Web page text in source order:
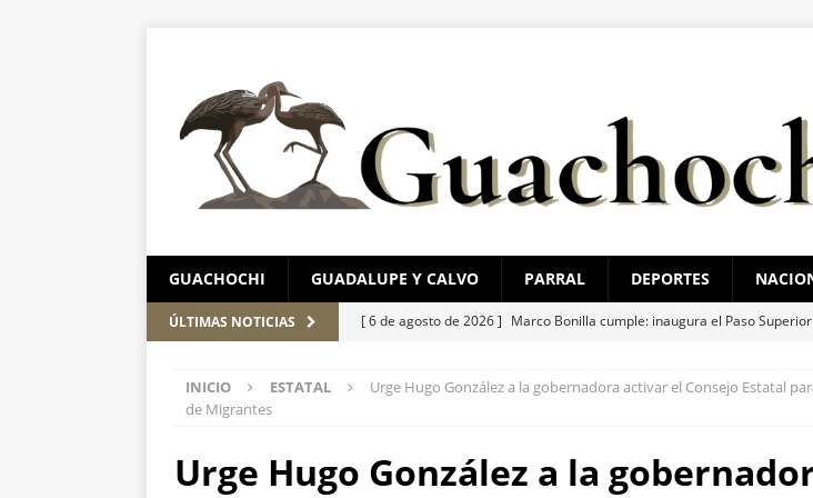
GUACHOCHI GUADALUPE Y CALVO PARRAL DEPORTES
ÚLTIMAS NOTICIAS [ 6 de agosto de 2026 ] Marco Bonilla cumple: inaugura el Paso
[ 5 de agosto de 2026 ] Guadalupe y Calvo opera con 21 policías
[ 5 de agosto de 2026 ] Encuentran cuerpo encobijado, maniatado y con
INICIO ESTATAL
Urge Hugo González a la gobernadora activar el Consejo Estatal
de Migrantes
Urge Hugo González a la